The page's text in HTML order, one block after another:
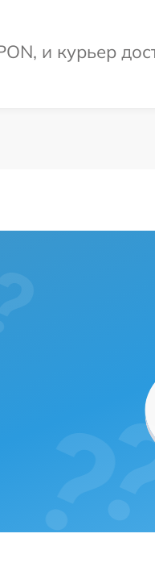
и курьер